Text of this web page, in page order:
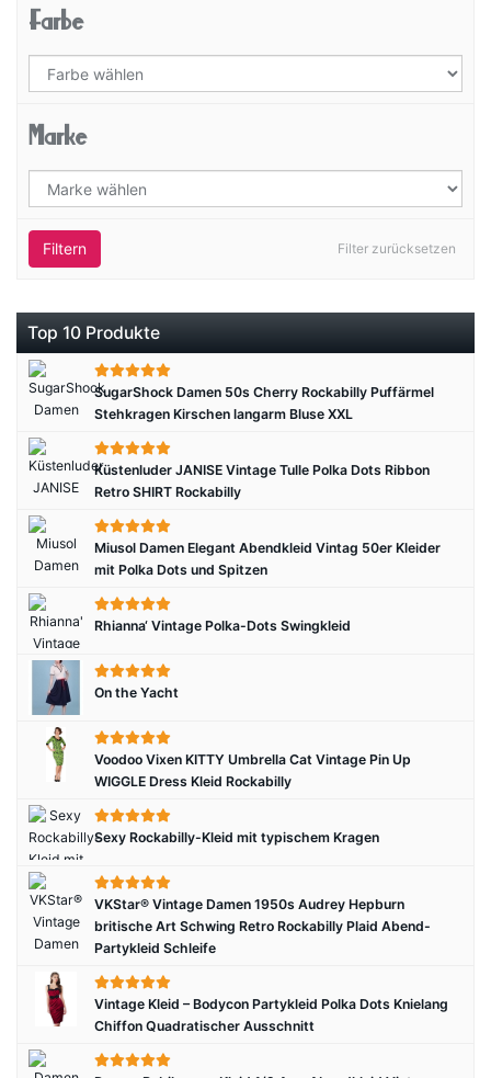
Farbe
Marke
Filter zurücksetzen
Filtern
Top 10 Produkte
SugarShock Damen 50s Cherry Rockabilly Puffärmel
Stehkragen Kirschen langarm Bluse XXL
Küstenluder JANISE Vintage Tulle Polka Dots Ribbon
Retro SHIRT Rockabilly
Miusol Damen Elegant Abendkleid Vintag 50er Kleider
mit Polka Dots und Spitzen
Rhianna‘ Vintage Polka-Dots Swingkleid
On the Yacht
Voodoo Vixen KITTY Umbrella Cat Vintage Pin Up
WIGGLE Dress Kleid Rockabilly
Sexy Rockabilly-Kleid mit typischem Kragen
VKStar® Vintage Damen 1950s Audrey Hepburn
britische Art Schwing Retro Rockabilly Plaid Abend-
Partykleid Schleife
Vintage Kleid – Bodycon Partykleid Polka Dots Knielang
Chiffon Quadratischer Ausschnitt